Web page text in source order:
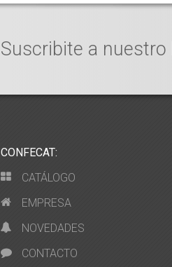
Suscribite a nuestro
CONFECAT:
CATÁLOGO
EMPRESA
NOVEDADES
CONTACTO